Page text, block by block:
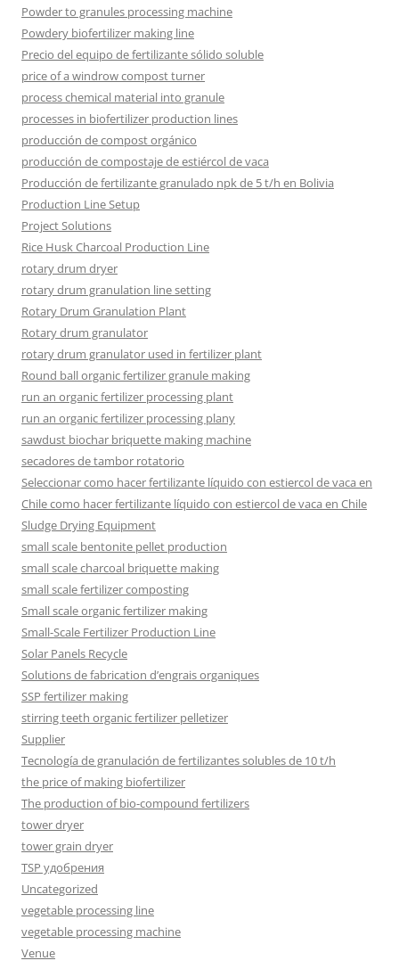
Powder to granules processing machine
Powdery biofertilizer making line
Precio del equipo de fertilizante sólido soluble
price of a windrow compost turner
process chemical material into granule
processes in biofertilizer production lines
producción de compost orgánico
producción de compostaje de estiércol de vaca
Producción de fertilizante granulado npk de 5 t/h en Bolivia
Production Line Setup
Project Solutions
Rice Husk Charcoal Production Line
rotary drum dryer
rotary drum granulation line setting
Rotary Drum Granulation Plant
Rotary drum granulator
rotary drum granulator used in fertilizer plant
Round ball organic fertilizer granule making
run an organic fertilizer processing plant
run an organic fertilizer processing plany
sawdust biochar briquette making machine
secadores de tambor rotatorio
Seleccionar como hacer fertilizante líquido con estiercol de vaca en
Chile como hacer fertilizante líquido con estiercol de vaca en Chile
Sludge Drying Equipment
small scale bentonite pellet production
small scale charcoal briquette making
small scale fertilizer composting
Small scale organic fertilizer making
Small-Scale Fertilizer Production Line
Solar Panels Recycle
Solutions de fabrication d’engrais organiques
SSP fertilizer making
stirring teeth organic fertilizer pelletizer
Supplier
Tecnología de granulación de fertilizantes solubles de 10 t/h
the price of making biofertilizer
The production of bio-compound fertilizers
tower dryer
tower grain dryer
TSP удобрения
Uncategorized
vegetable processing line
vegetable processing machine
Venue